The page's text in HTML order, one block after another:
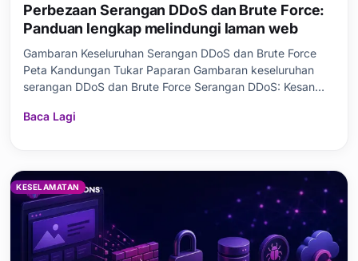
Perbezaan Serangan DDoS dan Brute Force:
Panduan lengkap melindungi laman web
Gambaran Keseluruhan Serangan DDoS dan Brute Force
Peta Kandungan Tukar Paparan Gambaran keseluruhan
serangan DDoS dan Brute Force Serangan DDoS: Kesan
melindungi daripada serangan DDoS Serangan Brute Force:
Baca Lagi
KESELAMATAN